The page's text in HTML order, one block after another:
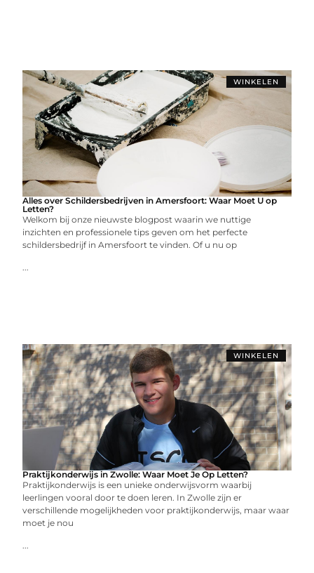
WINKELEN
Alles over Schildersbedrijven in Amersfoort: Waar Moet U op
Letten?
Welkom bij onze nieuwste blogpost waarin we nuttige
inzichten en professionele tips geven om het perfecte
schildersbedrijf in Amersfoort te vinden. Of u nu op
...
WINKELEN
Praktijkonderwijs in Zwolle: Waar Moet Je Op Letten?
Praktijkonderwijs is een unieke onderwijsvorm waarbij
leerlingen vooral door te doen leren. In Zwolle zijn er
verschillende mogelijkheden voor praktijkonderwijs, maar waar
moet je nou
...